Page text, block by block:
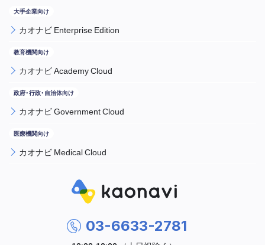
カオナビ Enterprise Edition
カオナビ Academy Cloud
カオナビ Government Cloud
カオナビ Medical Cloud
03-6633-2781